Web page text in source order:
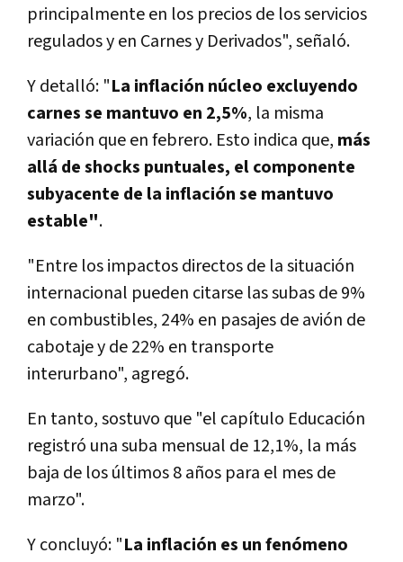
principalmente en los precios de los servicios
regulados y en Carnes y Derivados", señaló.
Y detalló: "La inflación núcleo excluyendo
carnes se mantuvo en 2,5%, la misma
variación que en febrero. Esto indica que, más
allá de shocks puntuales, el componente
subyacente de la inflación se mantuvo
estable".
"Entre los impactos directos de la situación
internacional pueden citarse las subas de 9%
en combustibles, 24% en pasajes de avión de
cabotaje y de 22% en transporte
interurbano", agregó.
En tanto, sostuvo que "el capítulo Educación
registró una suba mensual de 12,1%, la más
baja de los últimos 8 años para el mes de
marzo".
Y concluyó: "La inflación es un fenómeno